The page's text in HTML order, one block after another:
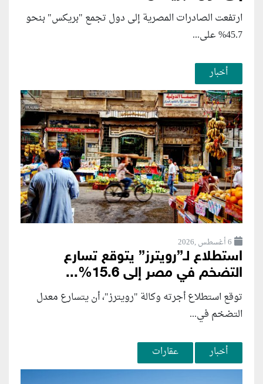
ارتفعت الصادرات المصرية إلى دول تجمع "بريكس" بنحو
45.7% على...
أخبار
6 أغسطس ,2026
استطلاع لـ”رويترز” يتوقع تسارع
التضخم في مصر إلى 15.6%...
توقع استطلاع أجرته وكالة "رويترز"، أن يتسارع ‌معدل
التضخم في...
أخبار عقارات